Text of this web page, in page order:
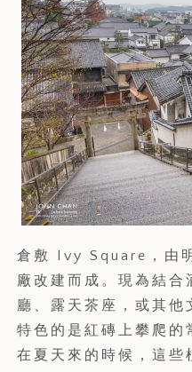
倉敷 Ivy Square，由
廠改建而成。現為結合
廳、露天茶座，或其他
特色的是紅磚上攀爬的
在夏天來的時候，這些